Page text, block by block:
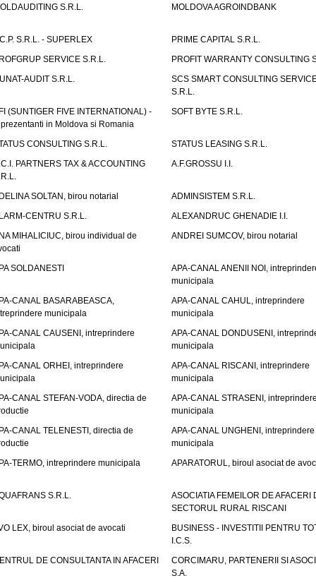
S.R.L. MOLDOVA AGROINDBANK
S.R.L. - SUPERLEX
PRIME CAPITAL S.R.L.
SERVICE S.R.L.
PROFIT WARRANTY CONSULTING
AUDIT S.R.L.
SCS SMART CONSULTING
S.R.L.
(SUNTIGER FIVE INTERNATIONAL) -
in Moldova si Romania
SOFT BYTE S.R.L.
CONSULTING S.R.L.
STATUS LEASING S.R.L.
PARTNERS TAX & ACCOUNTING
A.F.GROSSU I.I.
SOLTAN, birou notarial
ADMINSISTEM S.R.L.
CENTRU S.R.L.
ALEXANDRUC GHENADIE I.I.
MIHALICIUC, birou individual de
ANDREI SUMCOV, birou notarial
SOLDANESTI
APA-CANAL ANENII NOI,
municipala
CANAL BASARABEASCA,
municipala
APA-CANAL CAHUL, intreprindere
municipala
CANAL CAUSENI, intreprindere
APA-CANAL DONDUSENI,
municipala
CANAL ORHEI, intreprindere
APA-CANAL RISCANI, intreprindere
municipala
CANAL STEFAN-VODA, directia de
APA-CANAL STRASENI,
municipala
CANAL TELENESTI, directia de
APA-CANAL UNGHENI, intreprindere
municipala
TERMO, intreprindere municipala
APARATORUL, biroul asociat de
S.R.L.
ASOCIATIA FEMEILOR DE AFACERI
SECTORUL RURAL RISCANI
LEX, biroul asociat de avocati
BUSINESS - INVESTITII PENTRU
I.C.S.
DE CONSULTANTA IN AFACERI
CORCIMARU, PARTENERII SI
S.A.